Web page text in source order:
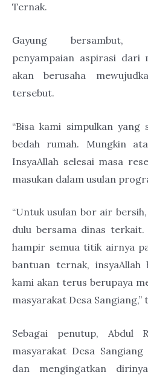
Ternak.
Gayung bersambut,
penyampaian aspirasi dari
akan berusaha
tersebut.
“Bisa kami simpulkan
bedah rumah. Mungkin
InsyaAllah selesai masa
masukan dalam usulan
“Untuk usulan bor air
dulu bersama dinas
hampir semua titik airnya
bantuan ternak, insyaAllah
kami akan terus berupaya
masyarakat Desa Sangiang,”
Sebagai penutup, Abdul
masyarakat Desa
dan mengingatkan